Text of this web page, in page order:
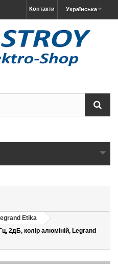
Українська
Контакти
Etika
2дБ, колір алюміній, Legrand